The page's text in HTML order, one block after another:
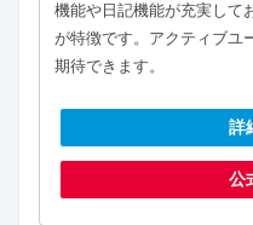
機能や日記機能が充実して
が特徴です。アクティブユ
期待できます。
詳
公